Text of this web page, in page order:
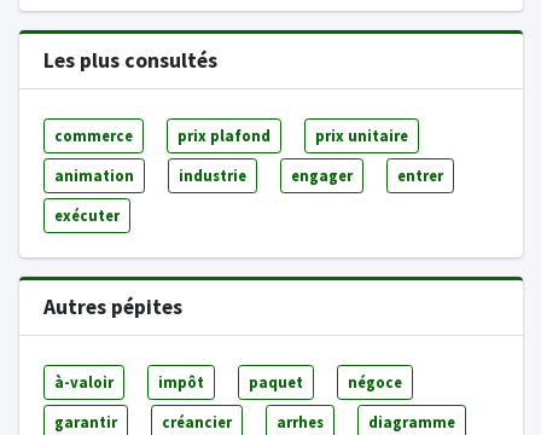
Les plus consultés
commerce prix plafond prix unitaire
animation industrie engager entrer
exécuter
Autres pépites
à-valoir impôt paquet négoce
garantir créancier arrhes diagramme